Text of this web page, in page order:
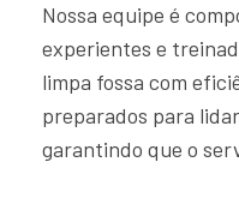
Nossa equipe é
experientes e
limpa fossa com
preparados para
garantindo que o